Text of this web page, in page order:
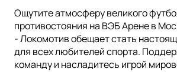
Ощутите атмосферу великого
противостояния на ВЭБ Арене в
- Локомотив обещает стать
для всех любителей спорта.
команду и насладитесь игрой